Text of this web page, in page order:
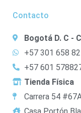
Contacto
Bogotá D. C -
+57 301 658
+57 601
Tienda Física
Carrera 54